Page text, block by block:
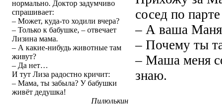
нормально. Доктор задумчиво
спрашивает:
– Может, куда-то ходили вчера?
– Только к бабушке, – отвечает
Лизина мама.
– А какие-нибудь животные там
живут?
– Да нет…
И тут Лиза радостно кричит:
– Мама, ты забыла? У бабушки
живёт дедушка!
Пилюлькин
сосед по
– А ваша Маня
– Почему ты
– Маша меня
знаю.